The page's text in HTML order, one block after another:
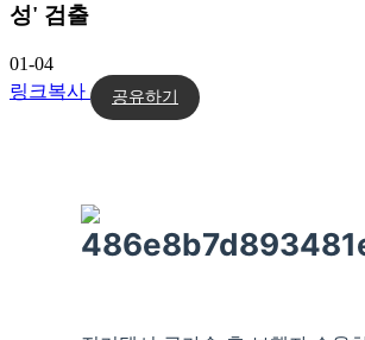
성' 검출
01-04
링크복사
공유하기